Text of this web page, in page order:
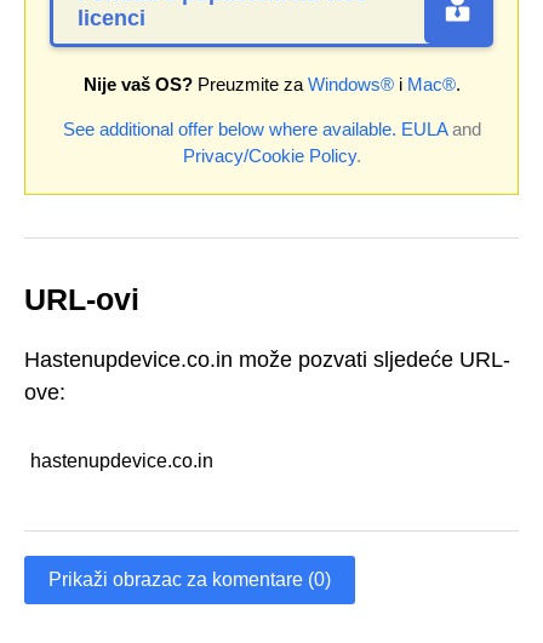
licenci
Nije vaš OS?Preuzmite za Windows®i Mac®.
See additional offer below where available. EULAand
Privacy/Cookie Policy.
URL-ovi
Hastenupdevice.co.in može pozvati sljedeće URL-
ove:
hastenupdevice.co.in
Prikaži obrazac za komentare (0)